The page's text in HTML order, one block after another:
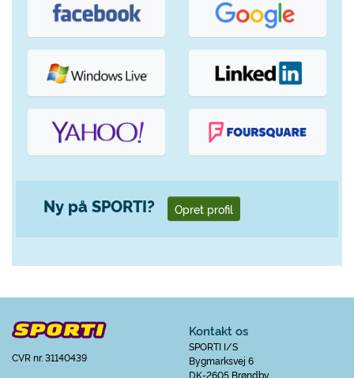
Ny på SPORTI? Opret profil
CVR nr. 31140439
Kontakt os
SPORTI I/S
Bygmarksvej 6
DK-2605 Brøndby